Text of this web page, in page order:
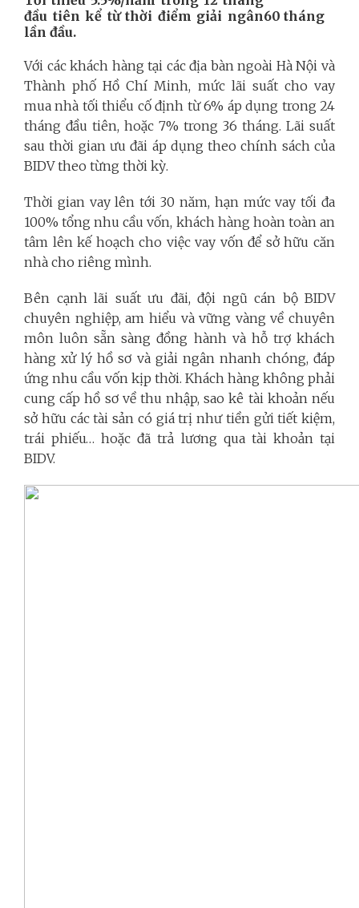
đầu tiên kể từ thời điểm giải ngân
lần đầu.
60 tháng
Với các khách hàng tại các địa bàn ngoài Hà Nội và
Thành phố Hồ Chí Minh, mức lãi suất cho vay
mua nhà tối thiểu cố định từ 6% áp dụng trong 24
tháng đầu tiên, hoặc 7% trong 36 tháng. Lãi suất
sau thời gian ưu đãi áp dụng theo chính sách của
BIDV theo từng thời kỳ.
Thời gian vay lên tới 30 năm, hạn mức vay tối đa
100% tổng nhu cầu vốn, khách hàng hoàn toàn an
tâm lên kế hoạch cho việc vay vốn để sở hữu căn
nhà cho riêng mình.
Bên cạnh lãi suất ưu đãi, đội ngũ cán bộ BIDV
chuyên nghiệp, am hiểu và vững vàng về chuyên
môn luôn sẵn sàng đồng hành và hỗ trợ khách
hàng xử lý hồ sơ và giải ngân nhanh chóng, đáp
ứng nhu cầu vốn kịp thời. Khách hàng không phải
cung cấp hồ sơ về thu nhập, sao kê tài khoản nếu
sở hữu các tài sản có giá trị như tiền gửi tiết kiệm,
trái phiếu… hoặc đã trả lương qua tài khoản tại
BIDV.